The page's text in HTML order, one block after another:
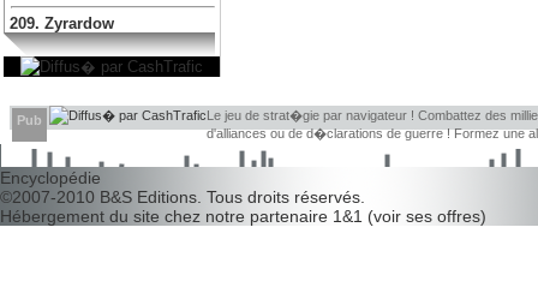
209. Zyrardow
Pub
Le jeu de strat�gie par navigateur ! Combattez des
d'alliances ou de d�clarations de guerre ! Formez une
d�couvrir leurs faiblesses !
Encyclopédie
©2007-2010 B&S Editions . Tous droits réservés.
Hébergement du site chez notre partenaire 1&1 (voir ses offres)